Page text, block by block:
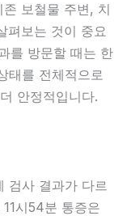
보철물 주변, 치
펴보는 것이 중요
를 방문할 때는 한
태를 전체적으로
안정적입니다.
검사 결과가 다르
시54분 통증은